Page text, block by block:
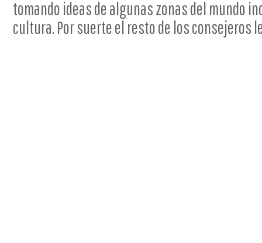
tomando ideas de algunas zonas del mundo
cultura. Por suerte el resto de los consejeros